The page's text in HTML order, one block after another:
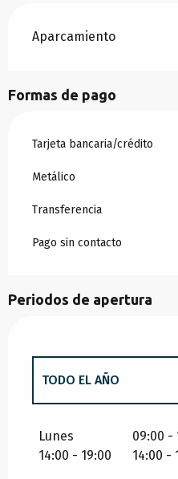
Aparcamiento
Formas de pago
Tarjeta bancaria/crédito
Metálico
Transferencia
Pago sin contacto
Periodos de apertura
TODO EL AÑO
TODO EL AÑO 2027
Lunes 09:00 -
14:00 - 19:00
14:00 -